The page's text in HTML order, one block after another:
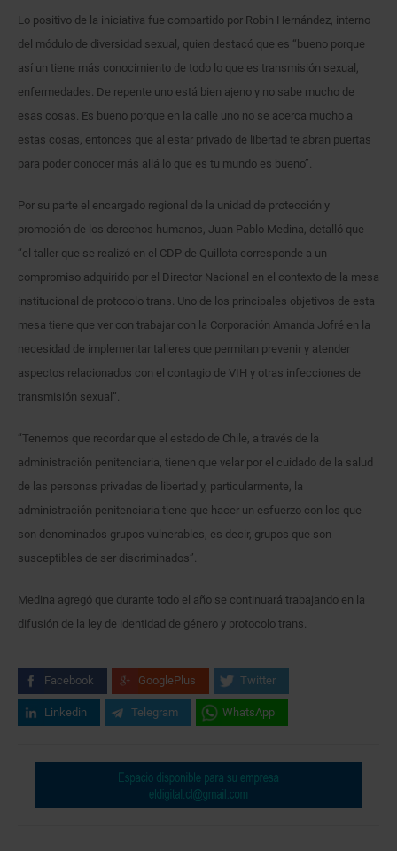
Lo positivo de la iniciativa fue compartido por Robin Hernández, interno
del módulo de diversidad sexual, quien destacó que es “bueno porque
así un tiene más conocimiento de todo lo que es transmisión sexual,
enfermedades. De repente uno está bien ajeno y no sabe mucho de
esas cosas. Es bueno porque en la calle uno no se acerca mucho a
estas cosas, entonces que al estar privado de libertad te abran puertas
para poder conocer más allá lo que es tu mundo es bueno”.
Por su parte el encargado regional de la unidad de protección y
promoción de los derechos humanos, Juan Pablo Medina, detalló que
“el taller que se realizó en el CDP de Quillota corresponde a un
compromiso adquirido por el Director Nacional en el contexto de la mesa
institucional de protocolo trans. Uno de los principales objetivos de esta
mesa tiene que ver con trabajar con la Corporación Amanda Jofré en la
necesidad de implementar talleres que permitan prevenir y atender
aspectos relacionados con el contagio de VIH y otras infecciones de
transmisión sexual”.
“Tenemos que recordar que el estado de Chile, a través de la
administración penitenciaria, tienen que velar por el cuidado de la salud
de las personas privadas de libertad y, particularmente, la
administración penitenciaria tiene que hacer un esfuerzo con los que
son denominados grupos vulnerables, es decir, grupos que son
susceptibles de ser discriminados”.
Medina agregó que durante todo el año se continuará trabajando en la
difusión de la ley de identidad de género y protocolo trans.
Facebook GooglePlus Twitter
Linkedin Telegram WhatsApp